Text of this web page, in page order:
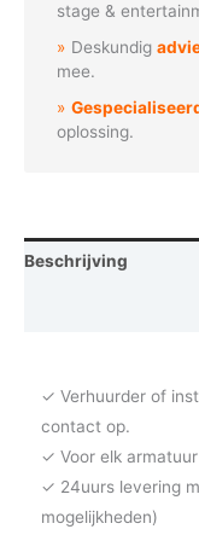
stage &
Deskundig
mee.
oplossing.
Beschrijving
✓ Verhuurder of
contact op.
✓ Voor elk armatuur
✓ 24uurs levering
mogelijkheden)